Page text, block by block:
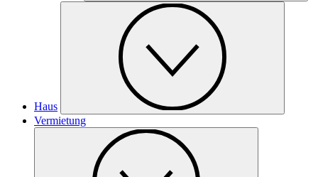
Haus
Vermietung